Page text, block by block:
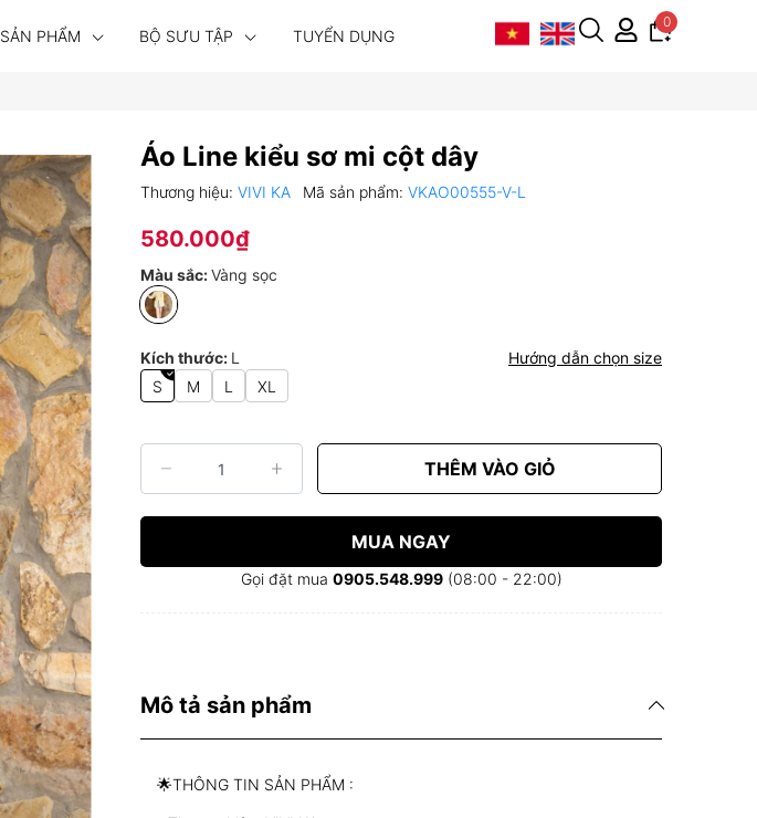
SẢN PHẨM BỘ SƯU TẬP TUYỂN DỤNG
0
Áo Line kiểu sơ mi cột dây
Thương hiệu: VIVI KA Mã sản phẩm: VKAO00555-V-L
580.000₫
Màu sắc:Vàng sọc
Kích thước: L
Hướng dẫn chọn size
S
M L XL
THÊM VÀO GIỎ
MUA NGAY
Gọi đặt mua 0905.548.999(08:00 - 22:00)
Mô tả sản phẩm
🌟THÔNG TIN SẢN PHẨM :